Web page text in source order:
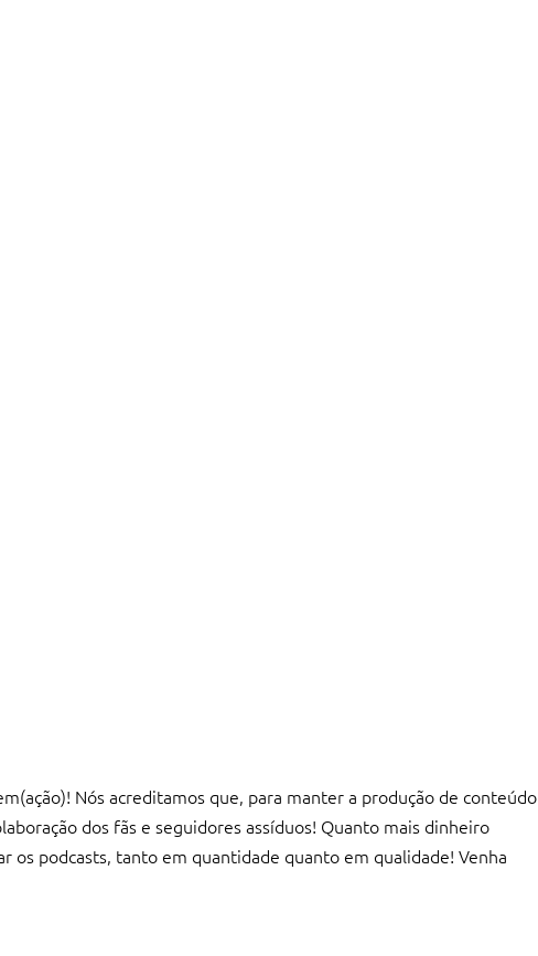
Nós acreditamos que, para manter a produção de conteúdo
dos fãs e seguidores assíduos! Quanto mais dinheiro
os podcasts, tanto em quantidade quanto em qualidade! Venha